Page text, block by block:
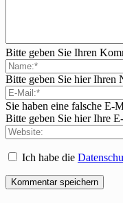
Bitte geben Sie Ihren
Bitte geben Sie hier Ihren
Sie haben eine falsche E-
Bitte geben Sie hier Ihre
Ich habe die